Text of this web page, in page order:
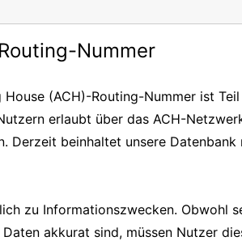
Nummer
(ACH)-Routing-Nummer ist
erlaubt über das ACH-
Derzeit beinhaltet unsere
zu Informationszwecken. Obwohl
akkurat sind, müssen Nutzer